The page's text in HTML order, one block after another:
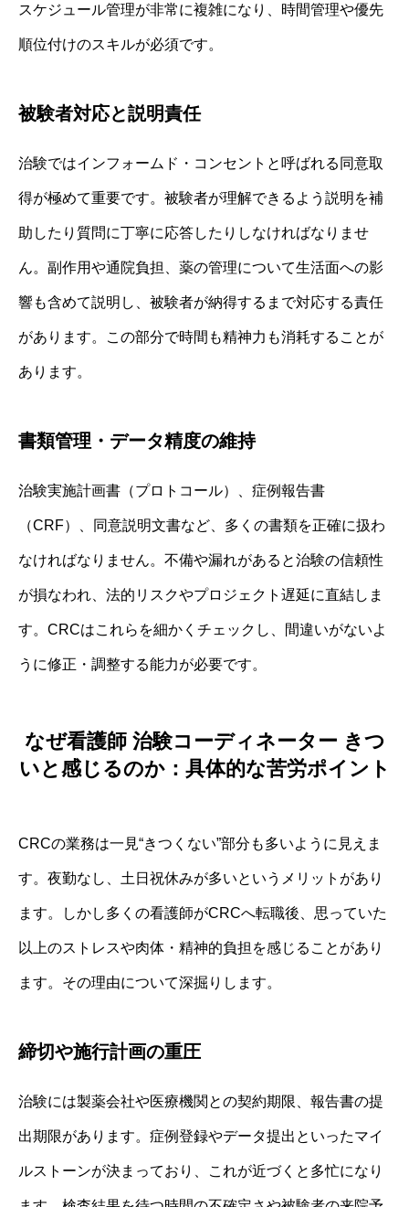
スケジュール管理が非常に複雑になり、時間管理や優先
順位付けのスキルが必須です。
被験者対応と説明責任
治験ではインフォームド・コンセントと呼ばれる同意取
得が極めて重要です。被験者が理解できるよう説明を補
助したり質問に丁寧に応答したりしなければなりませ
ん。副作用や通院負担、薬の管理について生活面への影
響も含めて説明し、被験者が納得するまで対応する責任
があります。この部分で時間も精神力も消耗することが
あります。
書類管理・データ精度の維持
治験実施計画書（プロトコール）、症例報告書
（CRF）、同意説明文書など、多くの書類を正確に扱わ
なければなりません。不備や漏れがあると治験の信頼性
が損なわれ、法的リスクやプロジェクト遅延に直結しま
す。CRCはこれらを細かくチェックし、間違いがないよ
うに修正・調整する能力が必要です。
なぜ看護師 治験コーディネーター きつ
いと感じるのか：具体的な苦労ポイント
CRCの業務は一見“きつくない”部分も多いように見えま
す。夜勤なし、土日祝休みが多いというメリットがあり
ます。しかし多くの看護師がCRCへ転職後、思っていた
以上のストレスや肉体・精神的負担を感じることがあり
ます。その理由について深掘りします。
締切や施行計画の重圧
治験には製薬会社や医療機関との契約期限、報告書の提
出期限があります。症例登録やデータ提出といったマイ
ルストーンが決まっており、これが近づくと多忙になり